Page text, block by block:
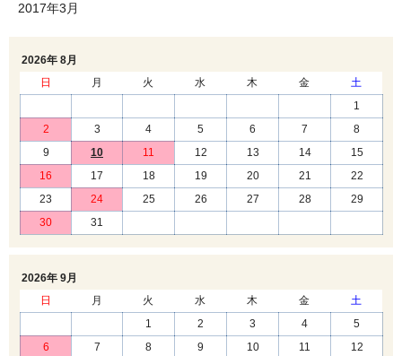
2017年3月
2026年 8月
日
月 火 水 木 金
土
1
2
3 4 5 6 7
8
9
10 11 12 13 14
15
16
17 18 19 20 21
22
23
24 25 26 27 28
29
30
31
2026年 9月
日
月 火 水 木 金
土
1
2 3 4
5
6
7 8 9 10 11
12